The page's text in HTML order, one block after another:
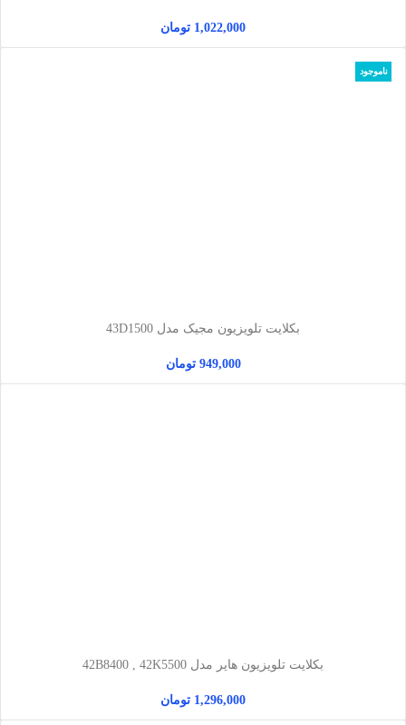
1,022,000 تومان
ناموجود
بکلایت تلویزیون مجیک مدل 43D1500
949,000 تومان
بکلایت تلویزیون هایر مدل 42B8400 , 42K5500
1,296,000 تومان